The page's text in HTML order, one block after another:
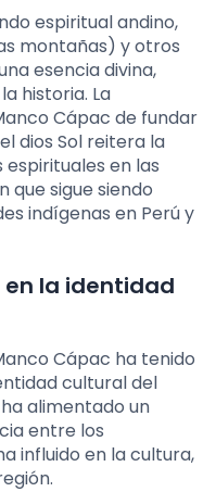
espiritual andino,
montañas) y otros
esencia divina,
historia. La
Cápac de fundar
dios Sol reitera la
en las
que sigue siendo
indígenas en Perú y
la identidad
Cápac ha tenido
cultural del
alimentado un
entre los
influido en la cultura,